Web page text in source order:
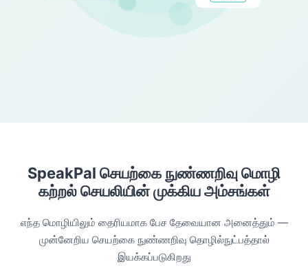
SpeakPal செயற்கை நுண்ணறிவு மொழி
கற்றல் செயலியின் முக்கிய அம்சங்கள்
எந்த மொழியிலும் தைரியமாக பேச தேவையான அனைத்தும் —
முன்னேறிய செயற்கை நுண்ணறிவு தொழில்நுட்பத்தால்
இயக்கப்படுகிறது